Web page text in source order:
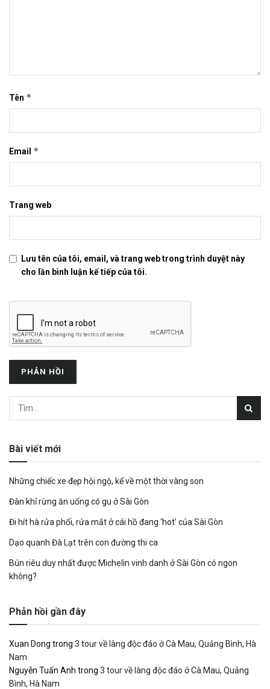
Tên *
Email *
Trang web
Lưu tên của tôi, email, và trang web trong trình duyệt này
cho lần bình luận kế tiếp của tôi.
Bài viết mới
Những chiếc xe đẹp hội ngộ, kể về một thời vàng son
Đàn khỉ rừng ăn uống có gu ở Sài Gòn
Đi hít hà rửa phổi, rửa mắt ở cái hồ đang ‘hot’ của Sài Gòn
Dạo quanh Đà Lạt trên con đường thi ca
Bún riêu duy nhất được Michelin vinh danh ở Sài Gòn có ngon
không?
Phản hồi gần đây
Xuan Dong trong 3 tour về làng độc đáo ở Cà Mau, Quảng Bình, Hà
Nam
Nguyễn Tuấn Anh trong 3 tour về làng độc đáo ở Cà Mau, Quảng
Bình, Hà Nam